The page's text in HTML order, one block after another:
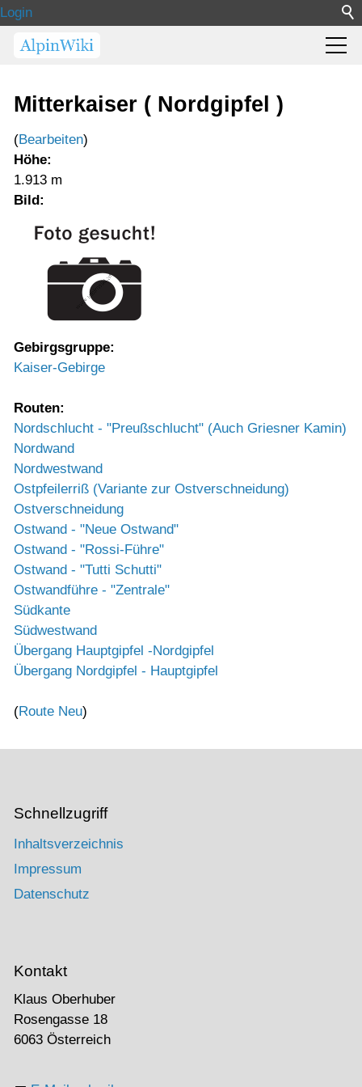
Login
Mitterkaiser ( Nordgipfel )
(Bearbeiten)
Höhe:
1.913 m
Bild:
Gebirgsgruppe:
Kaiser-Gebirge
Routen:
Nordschlucht - "Preußschlucht" (Auch Griesner Kamin)
Nordwand
Nordwestwand
Ostpfeilerriß (Variante zur Ostverschneidung)
Ostverschneidung
Ostwand - "Neue Ostwand"
Ostwand - "Rossi-Führe"
Ostwand - "Tutti Schutti"
Ostwandführe - "Zentrale"
Südkante
Südwestwand
Übergang Hauptgipfel -Nordgipfel
Übergang Nordgipfel - Hauptgipfel
(Route Neu)
Schnellzugriff
Inhaltsverzeichnis
Impressum
Datenschutz
Kontakt
Klaus Oberhuber
Rosengasse 18
6063 Österreich